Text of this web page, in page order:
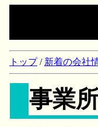
トップ/ 新着の会社
事業